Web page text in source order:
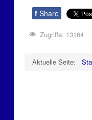
f Share
Zugriffe: 13164
Aktuelle Seite: